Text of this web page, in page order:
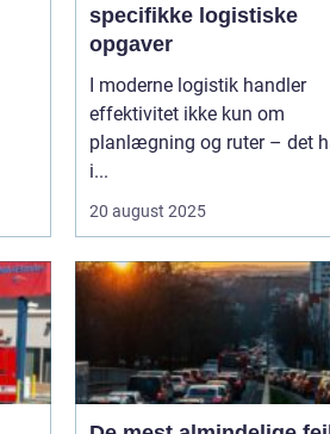
specifikke logistiske
opgaver
I moderne logistik handler
effektivitet ikke kun om
planlægning og ruter – det
i...
20 august 2025